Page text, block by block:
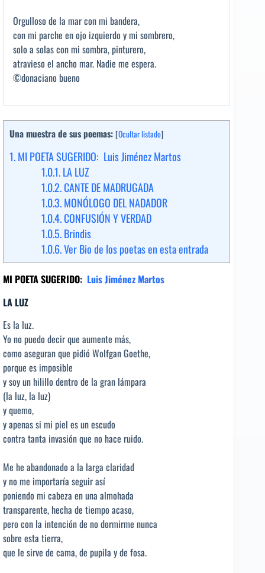
Orgulloso de la mar con mi bandera,
con mi parche en ojo izquierdo y mi sombrero,
solo a solas con mi sombra, pinturero,
atravieso el ancho mar. Nadie me espera.
©donaciano bueno
Una muestra de sus poemas: [Ocultar listado]
1.MI POETA SUGERIDO: Luis Jiménez Martos
1.0.1.LA LUZ
1.0.2.CANTE DE MADRUGADA
1.0.3.MONÓLOGO DEL NADADOR
1.0.4.CONFUSIÓN Y VERDAD
1.0.5.Brindis
1.0.6.Ver Bio de los poetas en esta entrada
MI POETA SUGERIDO: Luis Jiménez Martos
LA LUZ
Es la luz.
Yo no puedo decir que aumente más,
como aseguran que pidió Wolfgan Goethe,
porque es imposible
y soy un hilillo dentro de la gran lámpara
(la luz, la luz)
y quemo,
y apenas si mi piel es un escudo
contra tanta invasión que no hace ruido.
Me he abandonado a la larga claridad
y no me importaría seguir así
poniendo mi cabeza en una almohada
transparente, hecha de tiempo acaso,
pero con la intención de no dormirme nunca
sobre esta tierra,
que le sirve de cama, de pupila y de fosa.